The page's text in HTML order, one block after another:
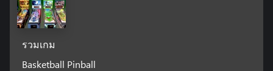
รวมเกม
Basketball Pinball